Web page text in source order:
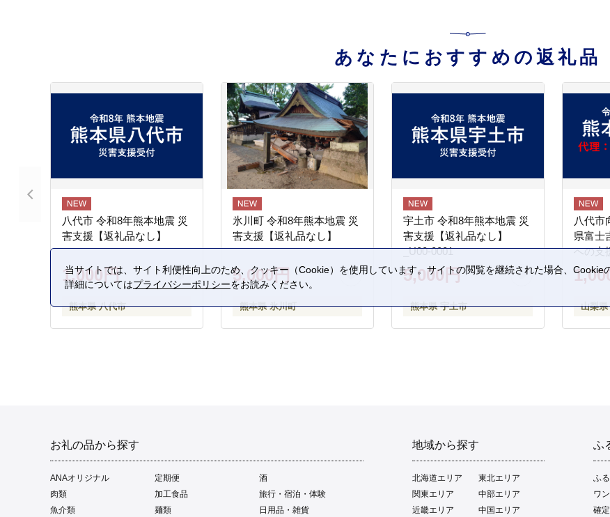
あなたにおすすめの返礼品
八代市 令和8年熊本地震 災
害支援【返礼品なし】
1,000円
熊本県 八代市
氷川町 令和8年熊本地震 災
害支援【返礼品なし】
5,000円
熊本県 氷川町
宇土市 令和8年熊本地震 災
害支援【返礼品なし】
_U00-0001
5,000円
熊本県 宇土市
八代市
県富士
への支
山梨
お礼の品から探す
ANAオリジナル 定期便
酒
肉類
加工食品
旅行・宿泊・体験
魚介類
麺類 日用品・雑貨
地域から探す
北海道エリア
東北エリア
関東エリア
中部エリア
近畿エリア
中国エリア
ふ
ふ
ワ
確
当サイトでは、サイト利便性向上のため、クッキー（Cookie）を使用しています。サイトの閲覧を継続された場合、Cookie
詳細についてはプライバシーポリシーをお読みください。